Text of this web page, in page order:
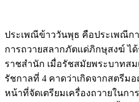
ประเพณีข้าววันพุธ คือประเพณีก
การถวายสลากภัตแด่ภิกษุสงฆ์ ไ
ราชสำนัก เมื่อรัชสมัยพระบาทสม
รัชกาลที่ 4 คาดว่าเกิดจากสตรีม